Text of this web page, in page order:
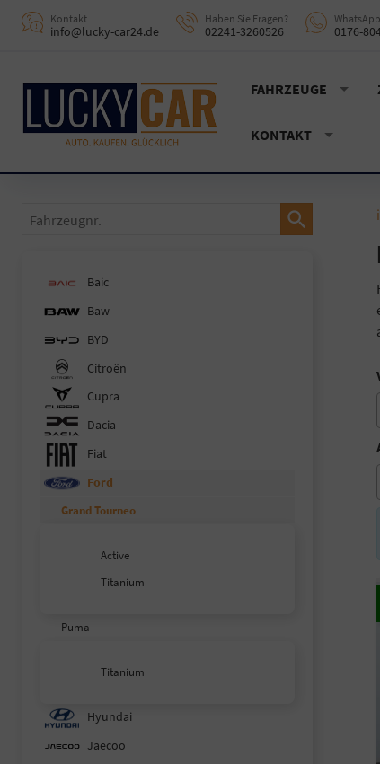
Kontakt
info@lucky-car24.de
Haben Sie Fragen?
02241-3260526 0176-
FAHRZEUGE
KONTAKT
Fahrzeugnr.
Baic
Baw
BYD
Citroën
Cupra
Dacia
Fiat
Ford
Grand Tourneo
Active
Titanium
Puma
Titanium
Hyundai
Jaecoo